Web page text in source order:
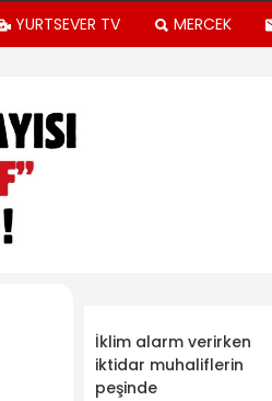
YURTSEVER TV MERCEK
İklim alarm verirken
iktidar muhaliflerin
peşinde